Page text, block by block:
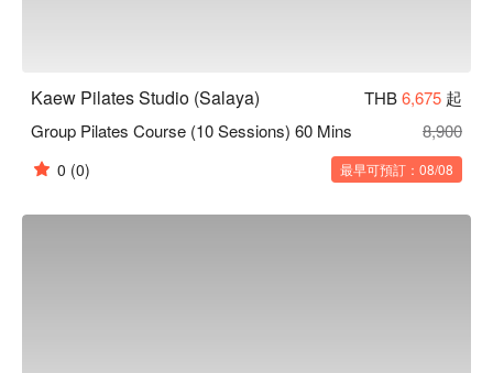
Kaew Pilates Studio (Salaya) THB6,675 起
Group Pilates Course (10 Sessions) 60 Mins
8,900
0 (0) 最早可預訂：08/08